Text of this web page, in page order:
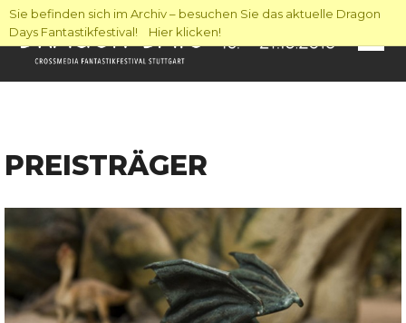
Sie befinden sich im Archiv – besuchen Sie das aktuelle Dragon
Days Fantastikfestival! Hier klicken!
PREISTRÄGER